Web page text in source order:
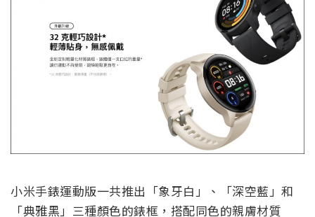
小米手錶運動版一共推出「象牙白」、「深空藍」和
「典雅黑」三種顏色的錶框，搭配同色的親膚材質